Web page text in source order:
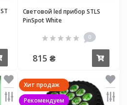
Световой led прибор STLS
PinSpot White
0
815 ₴
Хит продаж
Рекомендуем